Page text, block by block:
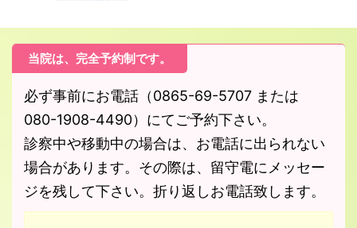
当院は、完全予約制です。
必ず事前にお電話（0865-69-5707 または
080-1908-4490）にてご予約下さい。
診察中や移動中の場合は、お電話に出られない
場合があります。その際は、留守電にメッセー
ジを残して下さい。折り返しお電話致します。